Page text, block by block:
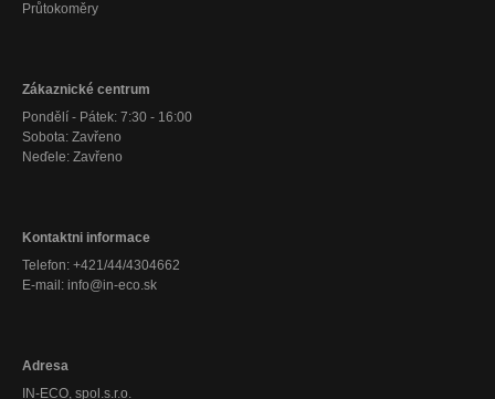
Průtokoměry
Zákaznické centrum
Pondělí - Pátek: 7:30 - 16:00
Sobota: Zavřeno
Neďele: Zavřeno
Kontaktni informace
Telefon: +421/44/4304662
E-mail: info@in-eco.sk
Adresa
IN-ECO, spol.s.r.o.